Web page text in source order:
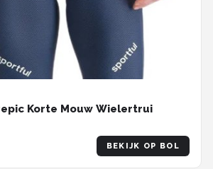
Korte Mouw Wielertrui
BEKIJK OP BOL